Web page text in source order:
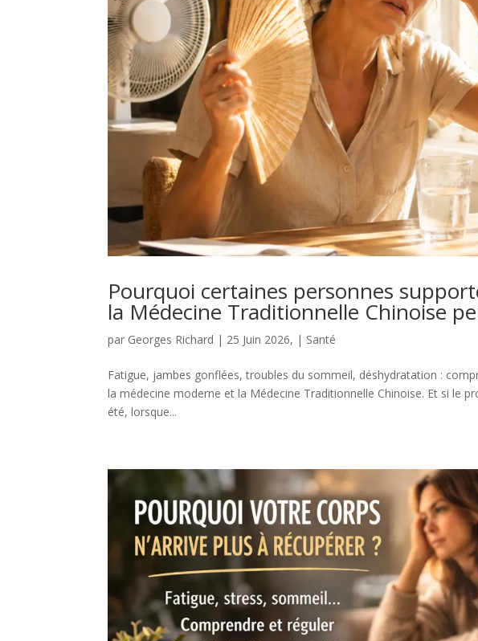
Pourquoi certaines personnes
la Médecine Traditionnelle Chinoise
par Georges Richard | 25 Juin 2026, | Santé
Fatigue, jambes gonflées, troubles du sommeil, déshydratation :
la médecine moderne et la Médecine Traditionnelle Chinoise. Et si le
été, lorsque...